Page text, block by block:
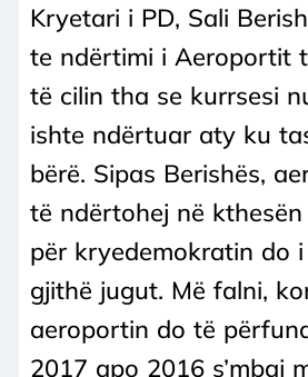
Kryetari i PD, Sali
te ndërtimi i Aeroportit
të cilin tha se kurrsesi
ishte ndërtuar aty ku
bërë. Sipas Berishës,
të ndërtohej në
për kryedemokratin do
gjithë jugut. Më falni,
aeroportin do të
2017 apo 2016 s’mbaj